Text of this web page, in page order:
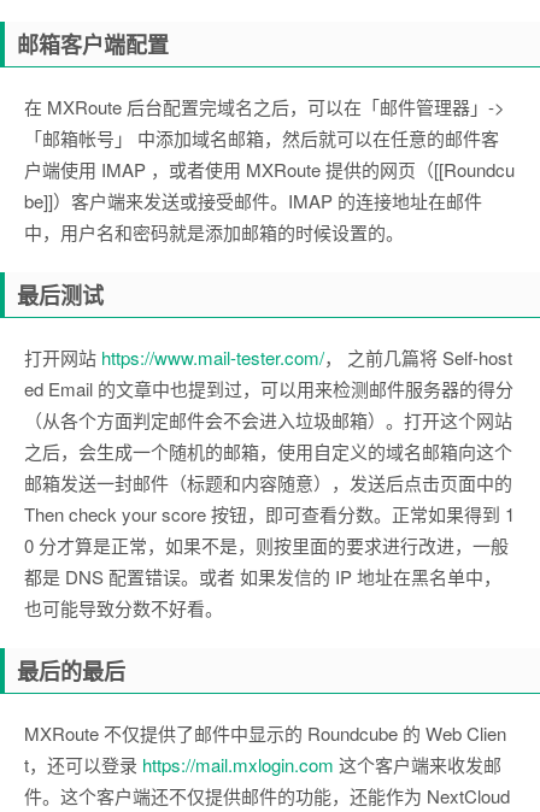
邮箱客户端配置
在 MXRoute 后台配置完域名之后，可以在「邮件管理器」->
「邮箱帐号」 中添加域名邮箱，然后就可以在任意的邮件客
户端使用 IMAP ，或者使用 MXRoute 提供的网页（[[Roundcu
be]]）客户端来发送或接受邮件。IMAP 的连接地址在邮件
中，用户名和密码就是添加邮箱的时候设置的。
最后测试
打开网站 https://www.mail-tester.com/， 之前几篇将 Self-host
ed Email 的文章中也提到过，可以用来检测邮件服务器的得分
（从各个方面判定邮件会不会进入垃圾邮箱）。打开这个网站
之后，会生成一个随机的邮箱，使用自定义的域名邮箱向这个
邮箱发送一封邮件（标题和内容随意），发送后点击页面中的
Then check your score 按钮，即可查看分数。正常如果得到 1
0 分才算是正常，如果不是，则按里面的要求进行改进，一般
都是 DNS 配置错误。或者 如果发信的 IP 地址在黑名单中，
也可能导致分数不好看。
最后的最后
MXRoute 不仅提供了邮件中显示的 Roundcube 的 Web Clien
t，还可以登录 https://mail.mxlogin.com 这个客户端来收发邮
件。这个客户端还不仅提供邮件的功能，还能作为 NextCloud